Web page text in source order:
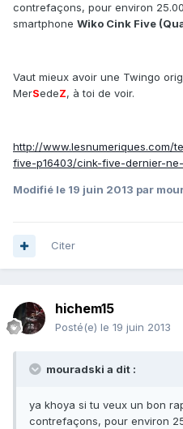
contrefaçons, pour environ
smartphone Wiko Cink Five
Vaut mieux avoir une Twingo
MerSedeZ, à toi de voir.
http://www.lesnumeriques.com/
five-p16403/cink-five-dernier-
Modifié le 19 juin 2013 par
Citer
hichem15
Posté(e) le 19 juin 2013
mouradski a dit :
ya khoya si tu veux un bon
contrefaçons, pour environ